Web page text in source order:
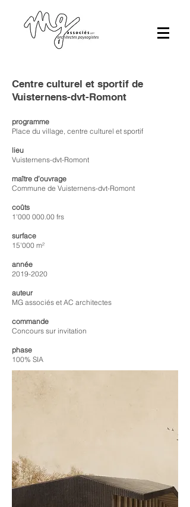
Centre culturel et sportif de
Vuisternens​-dvt-Romont
programme
Place du village, centre culturel et sportif
lieu
Vuisternens-dvt-Romont
maître d’ouvrage
Commune de Vuisternens-dvt-Romont
coûts
1'000 000.00 frs
surface
15'000 m²
année
2019-2020
auteur
MG associés et AC architectes
commande
Concours sur invitation
phase
100% SIA